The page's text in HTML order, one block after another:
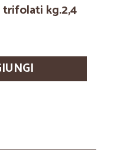
kg.2,4